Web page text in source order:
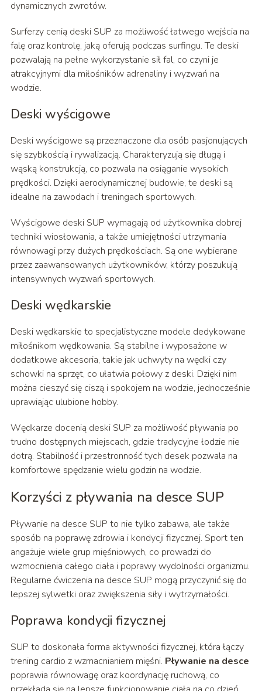
dynamicznych zwrotów.
Surferzy cenią deski SUP za możliwość łatwego wejścia na
falę oraz kontrolę, jaką oferują podczas surfingu. Te deski
pozwalają na pełne wykorzystanie sił fal, co czyni je
atrakcyjnymi dla miłośników adrenaliny i wyzwań na
wodzie.
Deski wyścigowe
Deski wyścigowe są przeznaczone dla osób pasjonujących
się szybkością i rywalizacją. Charakteryzują się długą i
wąską konstrukcją, co pozwala na osiąganie wysokich
prędkości. Dzięki aerodynamicznej budowie, te deski są
idealne na zawodach i treningach sportowych.
Wyścigowe deski SUP wymagają od użytkownika dobrej
techniki wiosłowania, a także umiejętności utrzymania
równowagi przy dużych prędkościach. Są one wybierane
przez zaawansowanych użytkowników, którzy poszukują
intensywnych wyzwań sportowych.
Deski wędkarskie
Deski wędkarskie to specjalistyczne modele dedykowane
miłośnikom wędkowania. Są stabilne i wyposażone w
dodatkowe akcesoria, takie jak uchwyty na wędki czy
schowki na sprzęt, co ułatwia połowy z deski. Dzięki nim
można cieszyć się ciszą i spokojem na wodzie, jednocześnie
uprawiając ulubione hobby.
Wędkarze docenią deski SUP za możliwość pływania po
trudno dostępnych miejscach, gdzie tradycyjne łodzie nie
dotrą. Stabilność i przestronność tych desek pozwala na
komfortowe spędzanie wielu godzin na wodzie.
Korzyści z pływania na desce SUP
Pływanie na desce SUP to nie tylko zabawa, ale także
sposób na poprawę zdrowia i kondycji fizycznej. Sport ten
angażuje wiele grup mięśniowych, co prowadzi do
wzmocnienia całego ciała i poprawy wydolności organizmu.
Regularne ćwiczenia na desce SUP mogą przyczynić się do
lepszej sylwetki oraz zwiększenia siły i wytrzymałości.
Poprawa kondycji fizycznej
SUP to doskonała forma aktywności fizycznej, która łączy
trening cardio z wzmacnianiem mięśni. Pływanie na desce
poprawia równowagę oraz koordynację ruchową, co